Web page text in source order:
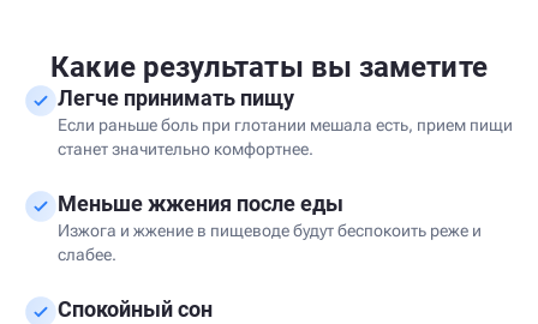
Какие результаты вы заметите
Легче принимать пищу
Если раньше боль при глотании мешала есть, прием пищи
станет значительно комфортнее.
Меньше жжения после еды
Изжога и жжение в пищеводе будут беспокоить реже и
слабее.
Спокойный сон